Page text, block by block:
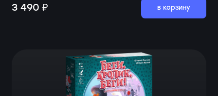
3 490 ₽
в корзину